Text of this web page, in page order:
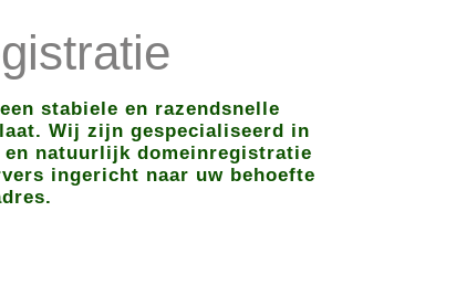
stabiele en razendsnelle
Wij zijn gespecialiseerd in
en natuurlijk domeinregistratie
ingericht naar uw behoefte